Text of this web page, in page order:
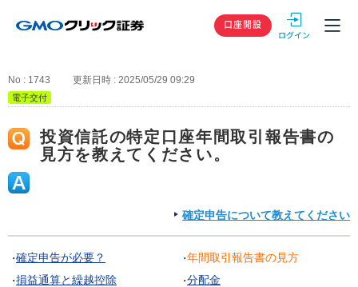
GMOクリック
口座開設
No : 1743 更新日時 : 2025/05/29 09:29
電子交付
投資信託の特定口座年間取引報告書の
見方を教えてください。
確定申告について教えてください
確定申告が必要？
年間取引報告書の見方
損益通算と繰越控除
分配金